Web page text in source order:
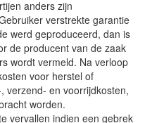
anders zijn
verstrekte garantie
werd geproduceerd, dan is
de producent van de zaak
wordt vermeld. Na verloop
voor herstel of
verzend- en voorrijdkosten,
worden.
vervallen indien een gebrek